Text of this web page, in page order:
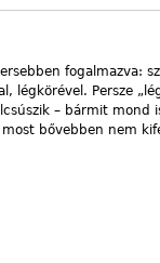
fogalmazva:
légkörével. Persze
– bármit mond
bővebben nem